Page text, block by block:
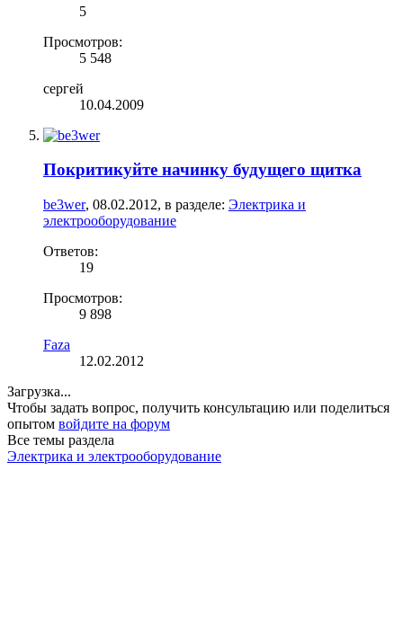
5
Просмотров:
5 548
сергей
10.04.2009
Покритикуйте начинку будущего щитка
be3wer, 08.02.2012, в разделе: Электрика и
электрооборудование
Ответов:
19
Просмотров:
9 898
Faza
12.02.2012
Загрузка...
Чтобы задать вопрос, получить консультацию или поделиться
опытом войдите на форум
Все темы раздела
Электрика и электрооборудование